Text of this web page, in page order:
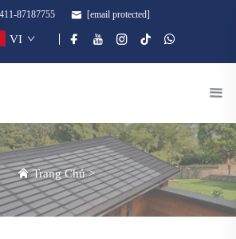
87187755 [email protected]
VI
Trang Chủ>